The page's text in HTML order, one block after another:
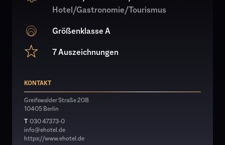
Hotel/Gastronomie/Tourismus
Größenklasse A
7 Auszeichnungen
KONTAKT
Greifswalder Straße 208
10405 Berlin
T 030 47373-0
info@ehotel.de
https://www.ehotel.de